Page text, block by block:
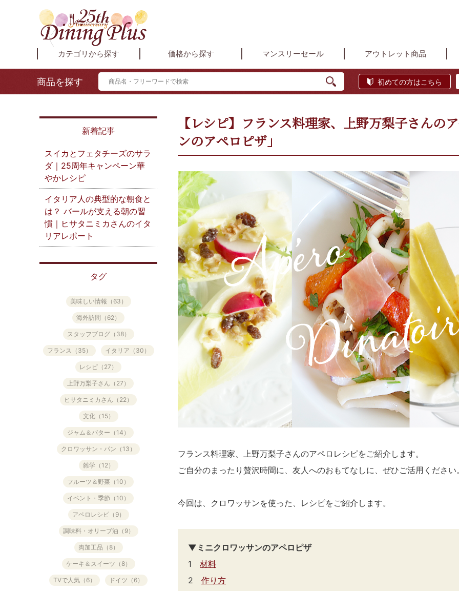
カテゴリから探す 価格から探す マンスリーセール アウトレット商品
商品を探す 初めての方はこちら
新着記事
スイカとフェタチーズのサラ
ダ｜25周年キャンペーン華
やかレシピ
イタリア人の典型的な朝食と
は？ バールが支える朝の習
慣｜ヒサタニミカさんのイタ
リアレポート
タグ
美味しい情報（63）
海外訪問（62）
スタッフブログ（38）
フランス（35） イタリア（30）
レシピ（27）
上野万梨子さん（27）
ヒサタニミカさん（22）
文化（15）
ジャム＆バター（14）
クロワッサン・パン（13）
雑学（12）
フルーツ＆野菜（10）
イベント・季節（10）
アペロレシピ（9）
調味料・オリーブ油（9）
肉加工品（8）
ケーキ＆スイーツ（8）
TVで人気（6） ドイツ（6）
【レシピ】フランス料理家、上野万梨子さんの
ンのアペロピザ」
フランス料理家、上野万梨子さんのアペロレシピをご紹介します。
ご自分のまったり贅沢時間に、友人へのおもてなしに、ぜひご活用ください
今回は、クロワッサンを使った、レシピをご紹介します。
▼ミニクロワッサンのアペロピザ
1 材料
2 作り方